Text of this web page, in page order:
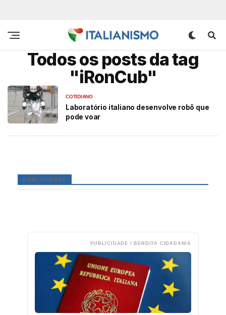
Todos os posts da tag
"iRonCub"
COTIDIANO
Laboratório italiano desenvolve robô que
pode voar
PUBLICIDADE
PUBLICIDADE / BENDITA CIDADANIA